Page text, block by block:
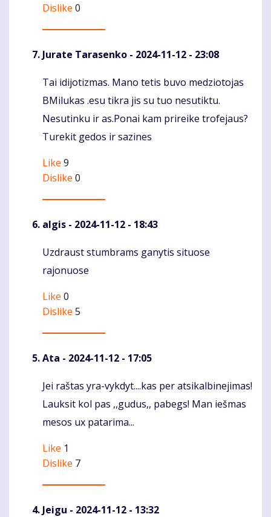
Dislike 0
Jurate Tarasenko - 2024-11-12 - 23:08
Komentaras
Tai idijotizmas. Mano tetis buvo medziotojas
BMilukas .esu tikra jis su tuo nesutiktu.
Nesutinku ir as.Ponai kam prireike trofejaus?
Turekit gedos ir sazines
Like 9
Dislike 0
algis - 2024-11-12 - 18:43
Komentaras
Uzdraust stumbrams ganytis situose
rajonuose
Like 0
Dislike 5
Ata - 2024-11-12 - 17:05
Komentaras
Jei raštas yra-vykdyt....kas per atsikalbinejimas!
Lauksit kol pas ,,gudus,, pabegs! Man iešmas
mesos ux patarima...
Like 1
Dislike 7
Jeigu - 2024-11-12 - 13:32